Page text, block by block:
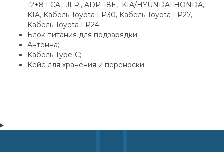
12+8 FCA, JLR;, ADP-18E, KIA/HYUNDAI;HONDA,
KIA, Кабель Toyota FP30, Кабель Toyota FP27,
Кабель Toyota FP24;
Блок питания для подзарядки;
Антенна;
Кабель Type-C;
Кейс для хранения и переноски.